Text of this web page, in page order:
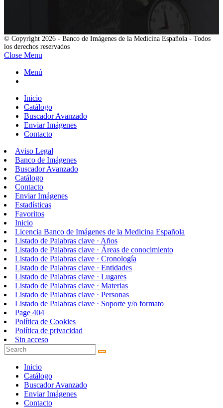
© Copyright 2026 - Banco de Imágenes de la Medicina Española - Todos
los derechos reservados
Close Menu
Menú
Inicio
Catálogo
Buscador Avanzado
Enviar Imágenes
Contacto
Aviso Legal
Banco de Imágenes
Buscador Avanzado
Catálogo
Contacto
Enviar Imágenes
Estadísticas
Favoritos
Inicio
Licencia Banco de Imágenes de la Medicina Española
Listado de Palabras clave · Años
Listado de Palabras clave · Áreas de conocimiento
Listado de Palabras clave · Cronología
Listado de Palabras clave · Entidades
Listado de Palabras clave · Lugares
Listado de Palabras clave · Materias
Listado de Palabras clave · Personas
Listado de Palabras clave · Soporte y/o formato
Page 404
Política de Cookies
Política de privacidad
Sin acceso
Inicio
Catálogo
Buscador Avanzado
Enviar Imágenes
Contacto